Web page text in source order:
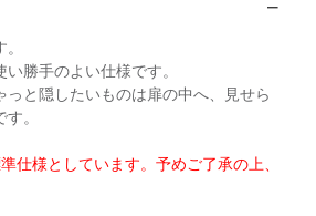
勝手のよい仕様です。
と隠したいものは扉の中へ、見せら
。
仕様としています。予めご了承の上、